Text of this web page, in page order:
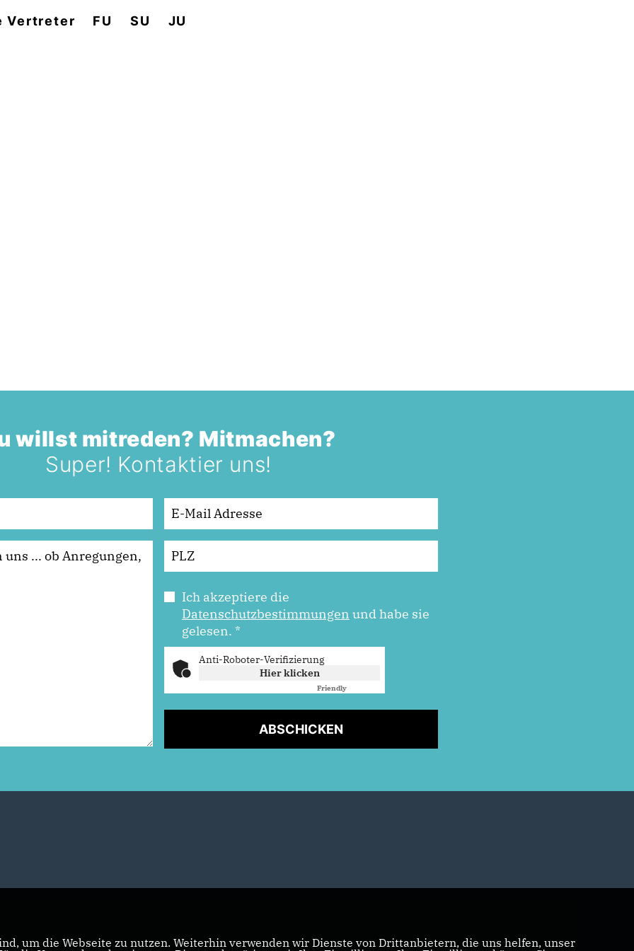
Vertreter FU SU JU
willst mitreden? Mitmachen?
Super! Kontaktier uns!
Ich akzeptiere die
Datenschutzbestimmungen und habe sie
gelesen. *
Anti-Roboter-Verifizierung
Hier klicken
Friendly
ABSCHICKEN
um die Webseite zu nutzen. Weiterhin verwenden wir Dienste von Drittanbietern, die uns helfen, unser